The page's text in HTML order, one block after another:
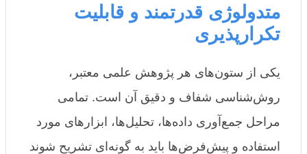
متدولوژی قدرتمند و قابلیت
تکرارپذیری
یکی از ستون‌های هر پژوهش علمی معتبر،
روش‌شناسی شفاف و دقیق آن است. تمامی
مراحل جمع‌آوری داده‌ها، تحلیل‌ها، ابزارهای مورد
استفاده و پیش‌فرض‌ها باید به گونه‌ای تشریح شوند